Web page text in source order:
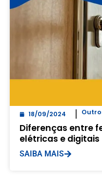
18/09/2024
Diferenças entre
elétricas e digitais
SAIBA MAIS